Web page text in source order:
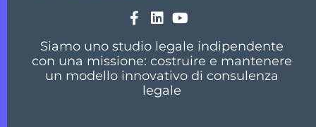
Siamo uno studio legale indipendente
con una missione: costruire e mantenere
un modello innovativo di consulenza
legale